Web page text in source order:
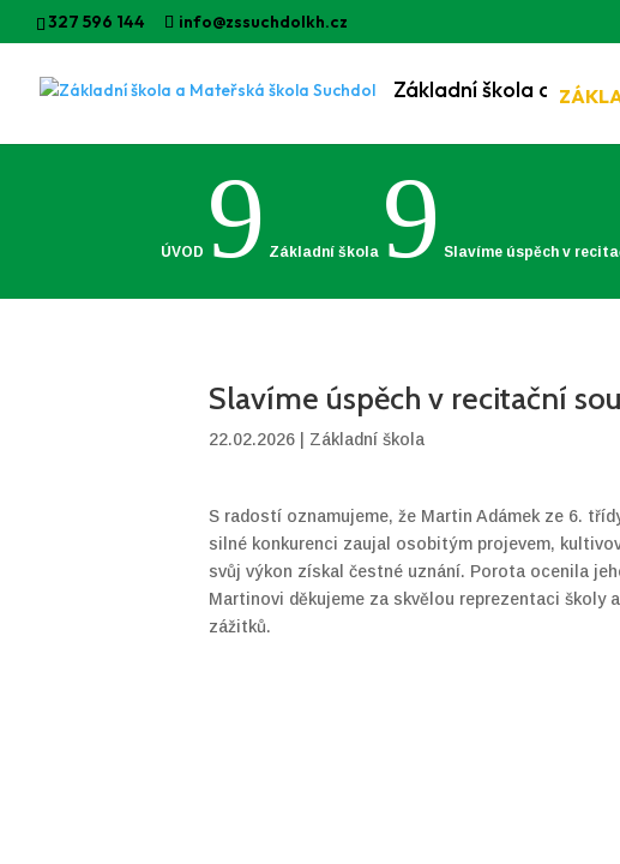
327 596 144 info@zssuchdolkh.cz
ÚVOD 9 Základní škola 9 Slavíme úspěch v
Slavíme úspěch v recitační
22.02.2026 Základní škola
S radostí oznamujeme, že Martin Adámek ze 6.
silné konkurenci zaujal osobitým projevem,
svůj výkon získal čestné uznání. Porota ocenila
Martinovi děkujeme za skvělou reprezentaci školy
zážitků.